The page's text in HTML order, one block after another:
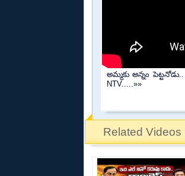
అమ్మకు అన్నం
NTV.....»»
Related Videos